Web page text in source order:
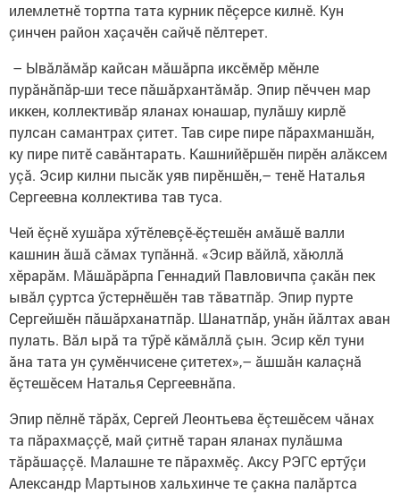
илемлетнӗ тортпа тата курник пӗçерсе килнӗ. Кун
çинчен район хаçачӗн сайчӗ пӗлтерет.
– Ывăлăмăр кайсан мăшăрпа иксӗмӗр мӗнле
пурăнăпăр-ши тесе пăшăрхантăмăр. Эпир пӗччен мар
иккен, коллективăр яланах юнашар, пулăшу кирлӗ
пулсан самантрах çитет. Тав сире пире пăрахманшăн,
ку пире питӗ савăнтарать. Кашнийӗршӗн пирӗн алăксем
уçă. Эсир килни пысăк уяв пирӗншӗн,– тенӗ Наталья
Сергеевна коллектива тав туса.
Чей ӗçнӗ хушăра хӳтӗлевçӗ-ӗçтешӗн амăшӗ валли
кашнин ăшă сăмах тупăннă. «Эсир вăйлă, хăюллă
хӗрарăм. Мăшăрăрпа Геннадий Павловичпа çакăн пек
ывăл çуртса ӳстернӗшӗн тав тăватпăр. Эпир пурте
Сергейшӗн пăшăрханатпăр. Шанатпăр, унăн йăлтах аван
пулать. Вăл ырă та тӳрӗ кăмăллă çын. Эсир кӗл туни
ăна тата ун çумӗнчисене çитетех»,– ăшшăн калаçнă
ӗçтешӗсем Наталья Сергеевнăпа.
Эпир пӗлнӗ тăрăх, Сергей Леонтьева ӗçтешӗсем чăнах
та пăрахмаççӗ, май çитнӗ таран яланах пулăшма
тăрăшаççӗ. Малашне те пăрахмӗç. Аксу РЭГС ертӳçи
Александр Мартынов хальхинче те çакна палăртса